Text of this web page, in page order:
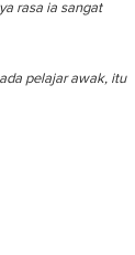
rasa ia sangat
pelajar awak, itu